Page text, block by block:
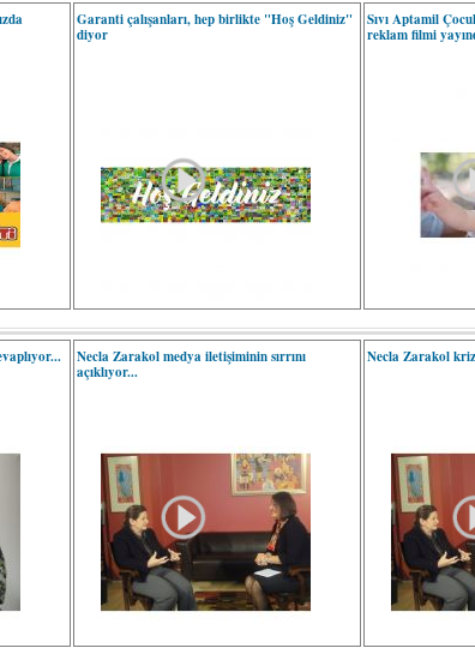
Garanti çalışanları, hep birlikte "Hoş Geldiniz"
diyor
Sıvı Aptamil
reklam filmi
Necla Zarakol medya iletişiminin sırrını
açıklıyor...
Necla Zarakol